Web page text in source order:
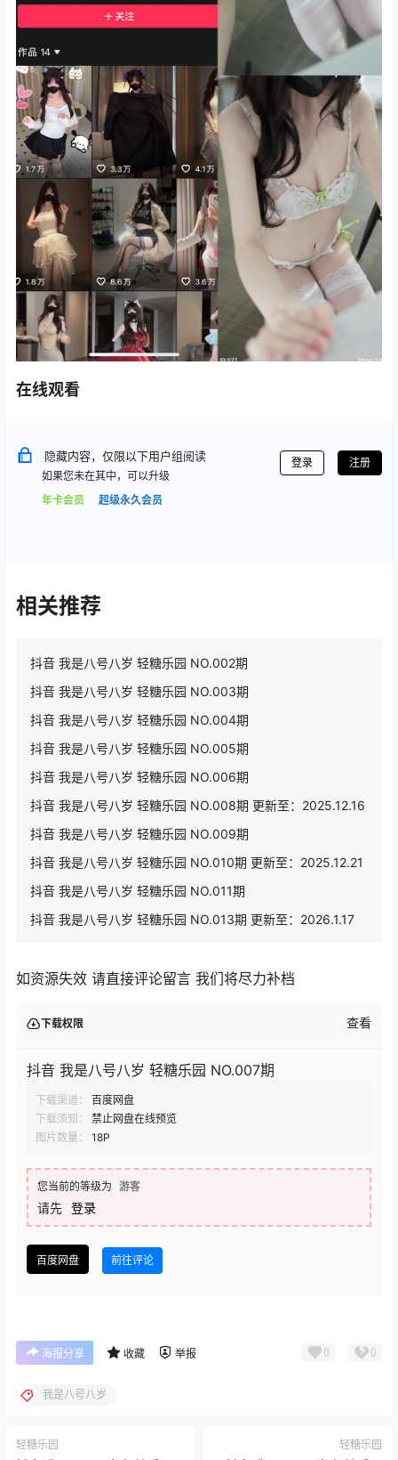
在线观看
隐藏内容，仅限以下用户组阅读
如果您未在其中，可以升级
年卡会员
超级永久会员
登录 注册
相关推荐
抖音 我是八号八岁 轻糖乐园 NO.002期
抖音 我是八号八岁 轻糖乐园 NO.003期
抖音 我是八号八岁 轻糖乐园 NO.004期
抖音 我是八号八岁 轻糖乐园 NO.005期
抖音 我是八号八岁 轻糖乐园 NO.006期
抖音 我是八号八岁 轻糖乐园 NO.008期 更新至：2025.12.16
抖音 我是八号八岁 轻糖乐园 NO.009期
抖音 我是八号八岁 轻糖乐园 NO.010期 更新至：2025.12.21
抖音 我是八号八岁 轻糖乐园 NO.011期
抖音 我是八号八岁 轻糖乐园 NO.013期 更新至：2026.1.17
如资源失效 请直接评论留言 我们将尽力补档
下载权限 查看
抖音 我是八号八岁 轻糖乐园 NO.007期
下载渠道：
百度网盘
下载须知：
禁止网盘在线预览
图片数量：
18P
您当前的等级为 游客
请先 登录
百度网盘 前往评论
海报分享 收藏 举报 0 0
我是八号八岁
轻糖乐园 轻糖乐园